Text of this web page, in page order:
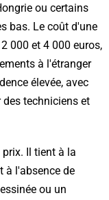
ou certains
bas. Le coût d'une
000 et 4 000 euros,
à l'étranger
élevée, avec
techniciens et
Il tient à la
à l'absence de
ou un